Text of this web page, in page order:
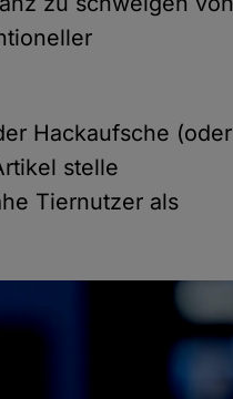
Hackaufsche (oder
stelle
Tiernutzer als